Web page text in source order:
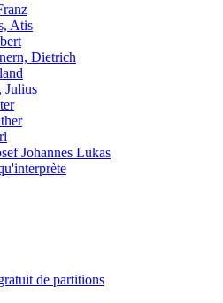
Atis
Dietrich
Julius
Johannes Lukas
de partitions